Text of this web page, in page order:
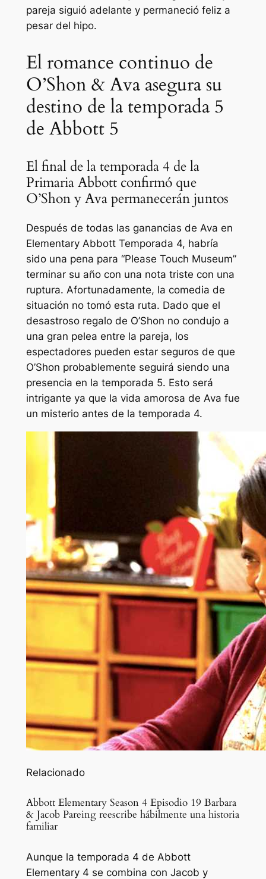
pareja siguió adelante y permaneció feliz a
pesar del hipo.
El romance continuo de
O’Shon & Ava asegura su
destino de la temporada 5
de Abbott 5
El final de la temporada 4 de la
Primaria Abbott confirmó que
O’Shon y Ava permanecerán juntos
Después de todas las ganancias de Ava en
Elementary AbbottTemporada 4, habría
sido una pena para “Please Touch Museum”
terminar su año con una nota triste con una
ruptura. Afortunadamente, la comedia de
situación no tomó esta ruta. Dado que el
desastroso regalo de O’Shon no condujo a
una gran pelea entre la pareja, los
espectadores pueden estar seguros de que
O’Shon probablemente seguirá siendo una
presencia en la temporada 5. Esto será
intrigante ya que la vida amorosa de Ava fue
un misterio antes de la temporada 4.
Relacionado
Abbott Elementary Season 4 Episodio 19 Barbara
& Jacob Pareing reescribe hábilmente una historia
familiar
Aunque la temporada 4 de Abbott
Elementary 4 se combina con Jacob y